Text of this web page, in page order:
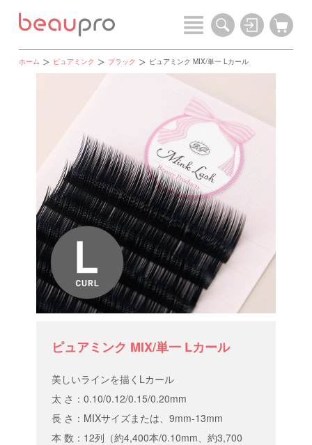
ホーム ピュアミンク ブラック ピュアミンク MIX/単一 Lカール
ピュアミンク MIX/単一 Lカール
美しいラインを描くLカール
太 さ：0.10/0.12/0.15/0.20mm
長 さ：MIXサイズまたは、9mm-13mm
本 数：12列（約4,400本/0.10mm、約3,700